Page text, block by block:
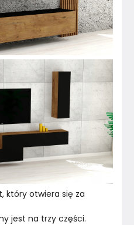
który otwiera się za
jest na trzy części.